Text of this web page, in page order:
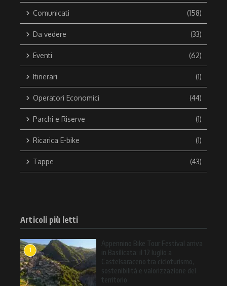
Comunicati (158)
Da vedere (33)
Eventi (62)
Itinerari (1)
Operatori Economici (44)
Parchi e Riserve (1)
Ricarica E-bike (1)
Tappe (43)
Articoli più letti
1
Appennino Bike Tour Festival arriva
in Basilicata: il 12 luglio a
Castelsaraceno tra cicloturismo,
sostenibilità e valorizzazione del
territorio